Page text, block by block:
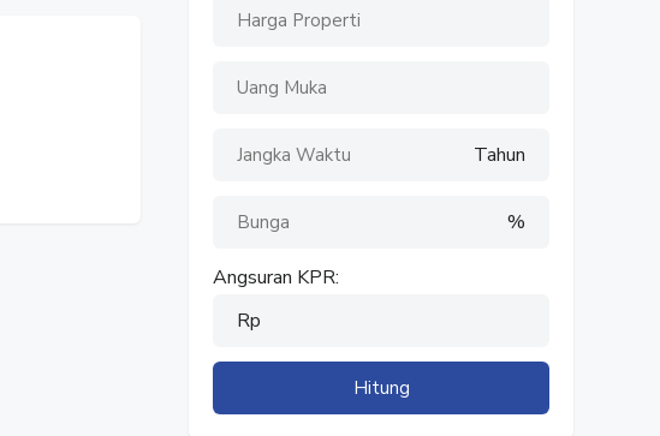
Tahun
%
Angsuran KPR:
Rp
Hitung